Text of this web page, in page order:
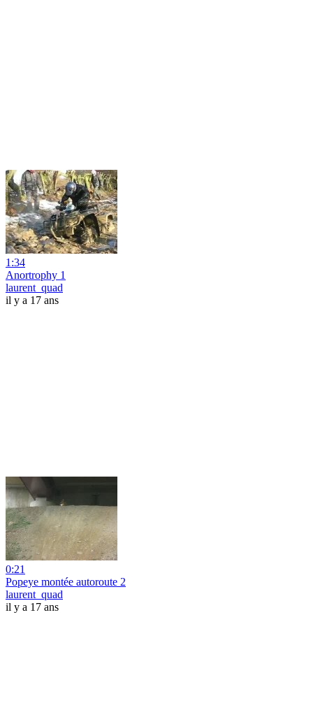
1:34
Anortrophy 1
laurent_quad
il y a 17 ans
0:21
Popeye montée autoroute 2
laurent_quad
il y a 17 ans